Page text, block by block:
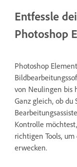
Entfessle
Photoshop
Photoshop
von Neulingen bis
Ganz gleich, ob du
Kontrolle
richtigen Tools,
erwecken.